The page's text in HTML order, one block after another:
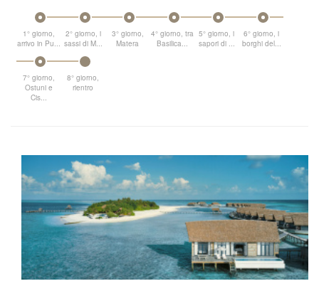
1° giorno,
arrivo in Pu...
2° giorno, i
sassi di M...
3° giorno,
Matera
4° giorno, tra
Basilica...
5° giorno, i
sapori di ...
6° giorno, i
borghi del...
7° giorno,
Ostuni e
Cis...
8° giorno,
rientro